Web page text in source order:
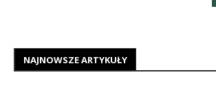
NAJNOWSZE ARTYKUŁY